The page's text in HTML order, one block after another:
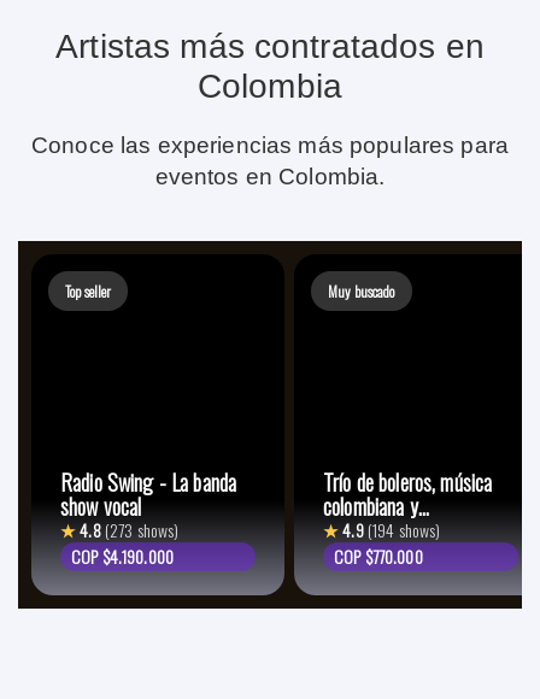
Artistas más contratados en
Colombia
Conoce las experiencias más populares para
eventos en Colombia.
Top seller
Radio Swing - La banda
show vocal
★4.8(273 shows)
COP $4.190.000
Muy buscado
Trío de boleros, música
colombiana y
lationamericana
★4.9(194 shows)
COP $770.000